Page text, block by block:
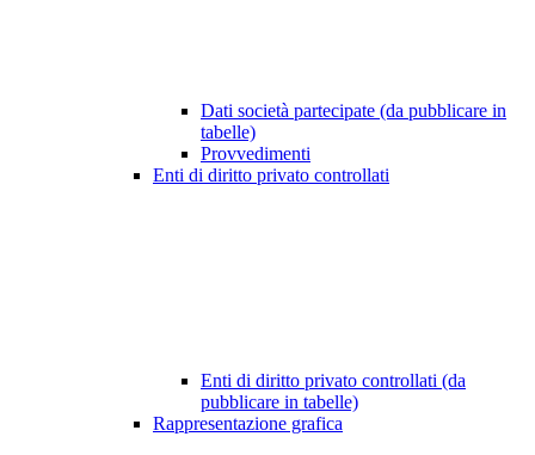
Dati società partecipate (da pubblicare in
tabelle)
Provvedimenti
Enti di diritto privato controllati
Enti di diritto privato controllati (da
pubblicare in tabelle)
Rappresentazione grafica